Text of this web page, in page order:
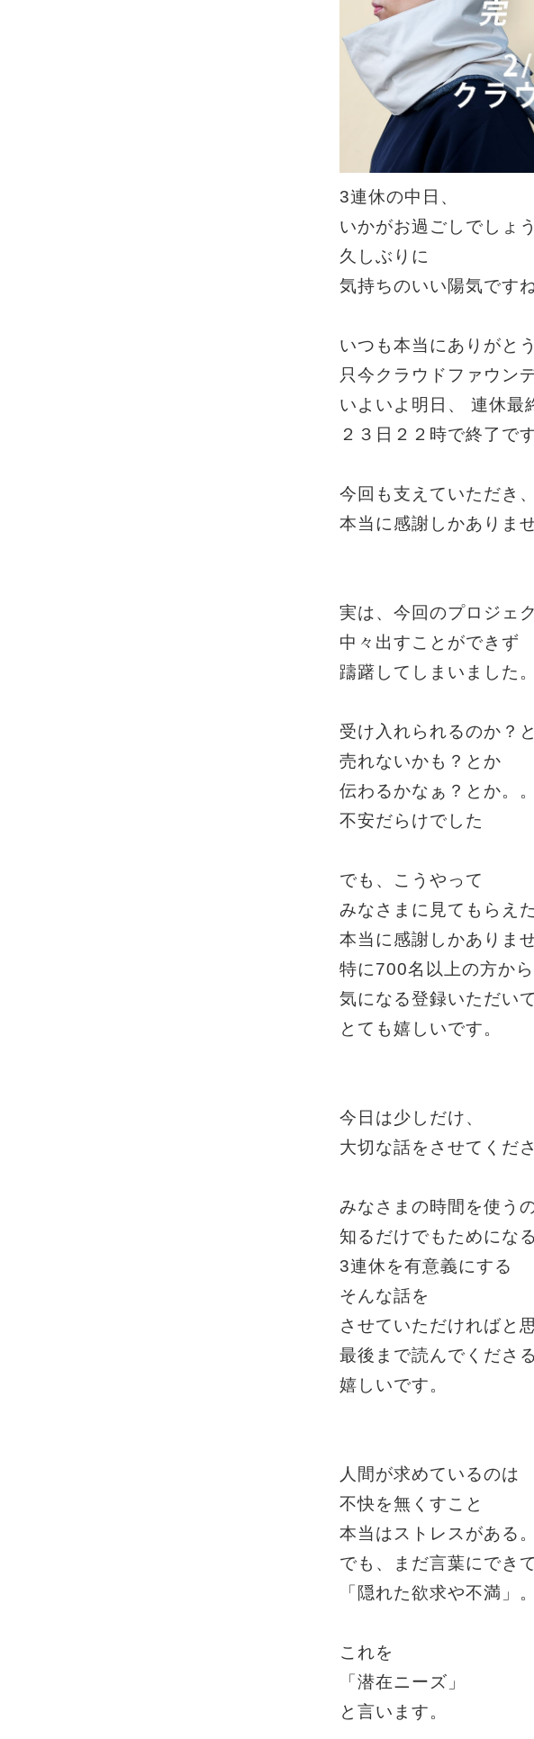
3連休の中日、
いかがお過ごしでしょ
久しぶりに
気持ちのいい陽気です
いつも本当にありがと
只今クラウドファウン
いよいよ明日、 連休最
２３日２２時で終了です
今回も支えていただき、
本当に感謝しかありませ
実は、今回のプロジェ
中々出すことができず
躊躇してしまいました。
受け入れられるのか？
売れないかも？とか
伝わるかなぁ？とか。。
不安だらけでした
でも、こうやって
みなさまに見てもらえ
本当に感謝しかありませ
特に700名以上の方から
気になる登録いただいて
とても嬉しいです。
今日は少しだけ、
大切な話をさせてくださ
みなさまの時間を使う
知るだけでもためになる
3連休を有意義にする
そんな話を
させていただければと
最後まで読んでくださ
嬉しいです。
人間が求めているのは
不快を無くすこと
本当はストレスがある。
でも、まだ言葉にでき
「隠れた欲求や不満」。
これを
「潜在ニーズ」
と言います。